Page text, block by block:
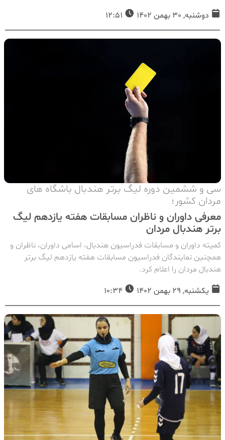
دوشنبه, 30 بهمن 1402
سی و ششمین دوره لیگ برتر هندبال باشگاه های
مردان کشور؛
معرفی داوران و ناظران مسابقات هفته یازدهم لیگ
برتر هندبال مردان
کمیته داوران و مسابقات فدراسیون هندبال، اسامی داوران، ناظران و
همچنین نمایندگان فدراسیون مسابقات هفته یازدهم لیگ برتر
هندبال مردان را اعلام کرد.
یکشنبه, 29 بهمن 1402